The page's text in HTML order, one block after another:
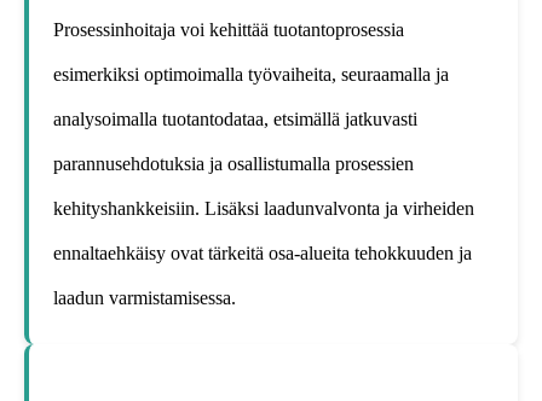
Prosessinhoitaja voi kehittää tuotantoprosessia
esimerkiksi optimoimalla työvaiheita, seuraamalla ja
analysoimalla tuotantodataa, etsimällä jatkuvasti
parannusehdotuksia ja osallistumalla prosessien
kehityshankkeisiin. Lisäksi laadunvalvonta ja virheiden
ennaltaehkäisy ovat tärkeitä osa-alueita tehokkuuden ja
laadun varmistamisessa.